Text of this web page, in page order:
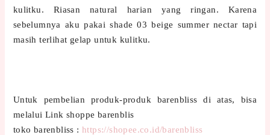
kulitku. Riasan natural harian yang ringan. Karena
sebelumnya aku pakai shade 03 beige summer nectar tapi
masih terlihat gelap untuk kulitku.
Untuk pembelian produk-produk barenbliss di atas, bisa
melalui Link shoppe barenblis
toko barenbliss :https://shopee.co.id/barenbliss